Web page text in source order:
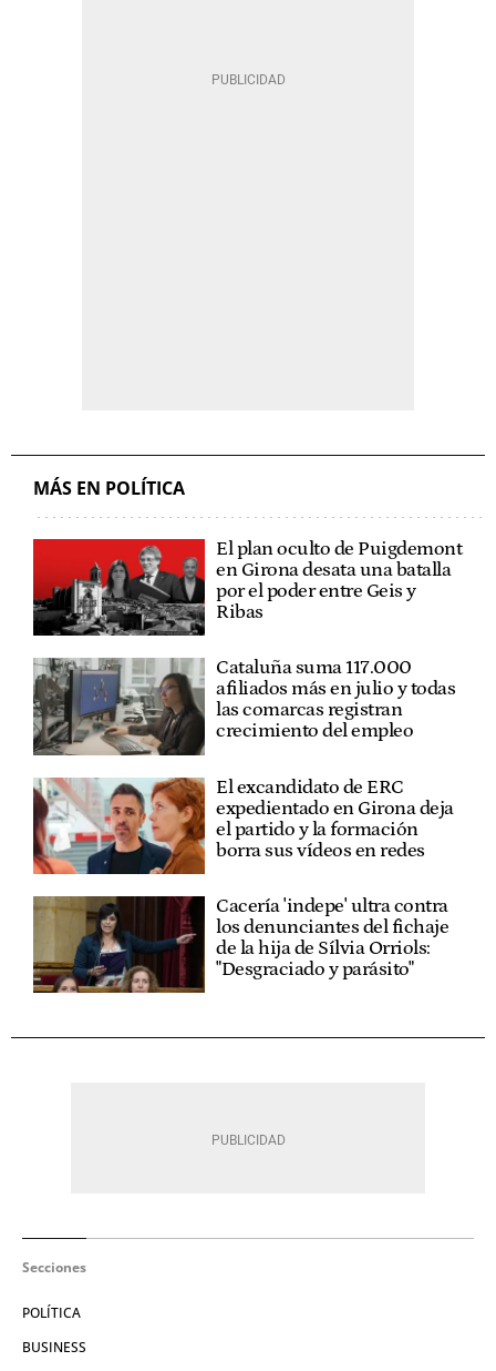
MÁS EN POLÍTICA
El plan oculto de Puigdemont
en Girona desata una batalla
por el poder entre Geis y
Ribas
Cataluña suma 117.000
afiliados más en julio y todas
las comarcas registran
crecimiento del empleo
El excandidato de ERC
expedientado en Girona deja
el partido y la formación
borra sus vídeos en redes
Cacería 'indepe' ultra contra
los denunciantes del fichaje
de la hija de Sílvia Orriols:
"Desgraciado y parásito"
Secciones
POLÍTICA
BUSINESS